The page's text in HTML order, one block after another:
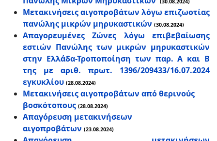
(30.08.2024)
Μετακινήσεις αιγοπροβάτων λόγω επιζωοτίας
πανώλης μικρών μηρυκαστικών (30.08.2024)
Απαγορευμένες Ζώνες λόγω επιβεβαίωσης
εστιών Πανώλης των μικρών μηρυκαστικών
στην Ελλάδα-Τροποποίηση των παρ. Α και Β
της με αριθ. πρωτ. 1396/209433/16.07.2024
εγκυκλίου (28.08.2024)
Μετακινήσεις αιγοπροβάτων από θερινούς
βοσκότοπους (28.08.2024)
Απαγόρευση μετακινήσεων
αιγοπροβάτων (23.08.2024)